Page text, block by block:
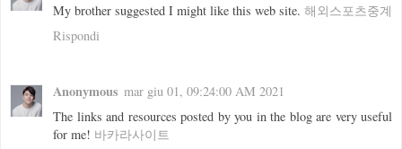
My brother suggested I might like this web site. 해외스포츠중계
Rispondi
Anonymous mar giu 01, 09:24:00 AM 2021
The links and resources posted by you in the blog are very useful
for me! 바카라사이트